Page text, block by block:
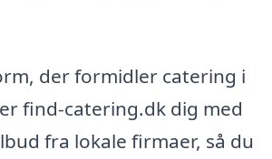
der formidler catering i
find-catering.dk dig med
fra lokale firmaer, så du